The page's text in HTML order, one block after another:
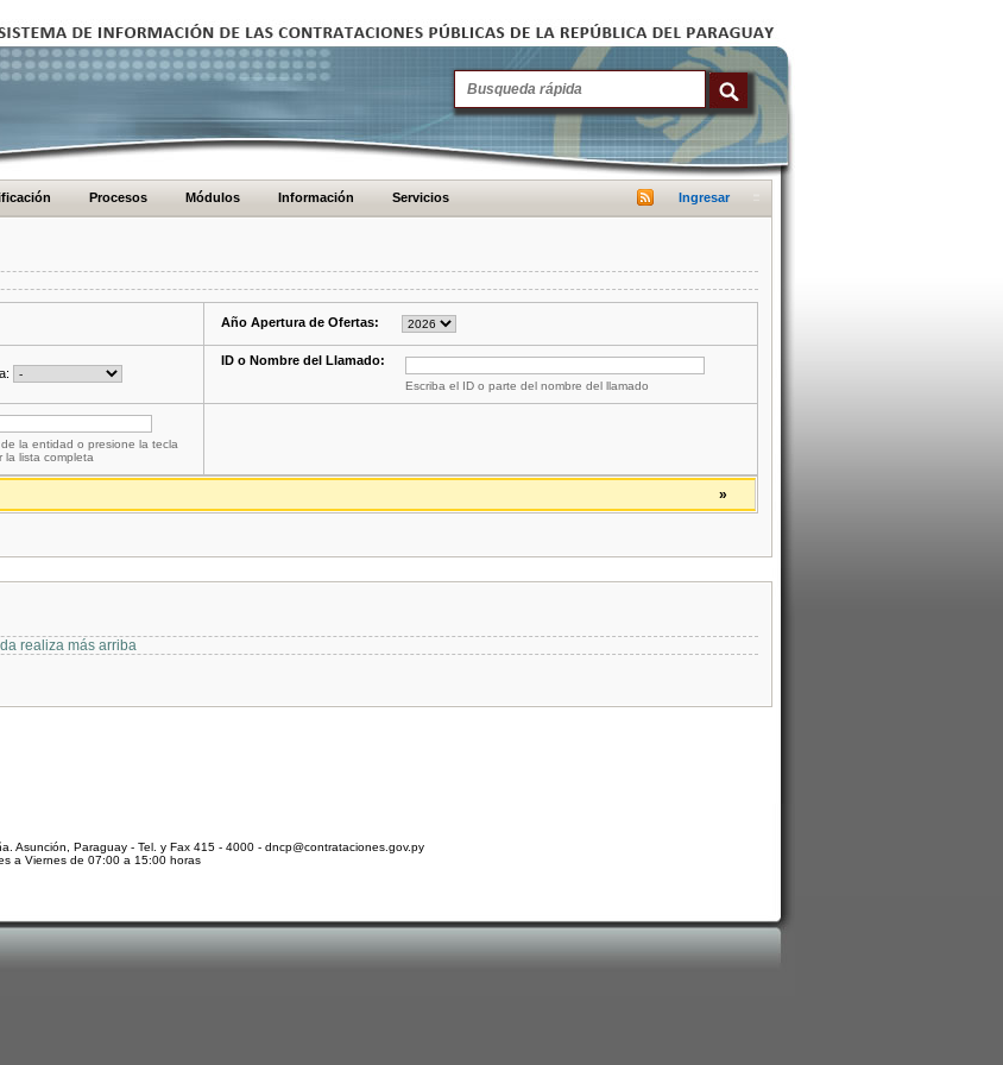
Procesos Módulos Información Servicios Ingresar
Año Apertura de Ofertas:
ID o Nombre del Llamado:
Escriba el ID o parte del nombre del llamado
la entidad o presione la tecla
la lista completa
»
realiza más arriba
Asunción, Paraguay - Tel. y Fax 415 - 4000 - dncp@contrataciones.gov.py
a Viernes de 07:00 a 15:00 horas